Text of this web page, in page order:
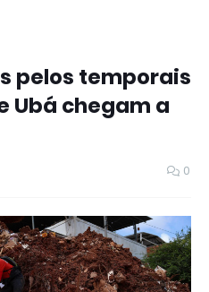
pelos temporais
Ubá chegam a
0